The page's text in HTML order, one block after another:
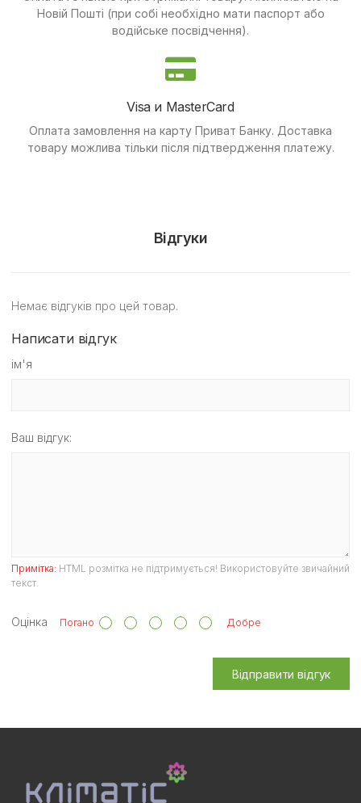
Новій Пошті (при собі необхідно мати паспорт або
водійське посвідчення).
Visa и MasterCard
Оплата замовлення на карту Приват Банку. Доставка
товару можлива тільки після підтвердження платежу.
Відгуки
Немає відгуків про цей товар.
Написати відгук
ім'я
Ваш відгук:
Примітка: HTML розмітка не підтримується! Використовуйте звичайний
текст.
Оцінка Погано Добре
Відправити відгук